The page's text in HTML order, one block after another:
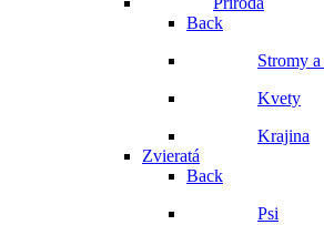
Back
Stromy
Kvety
Krajina
Zvieratá
Back
Psi